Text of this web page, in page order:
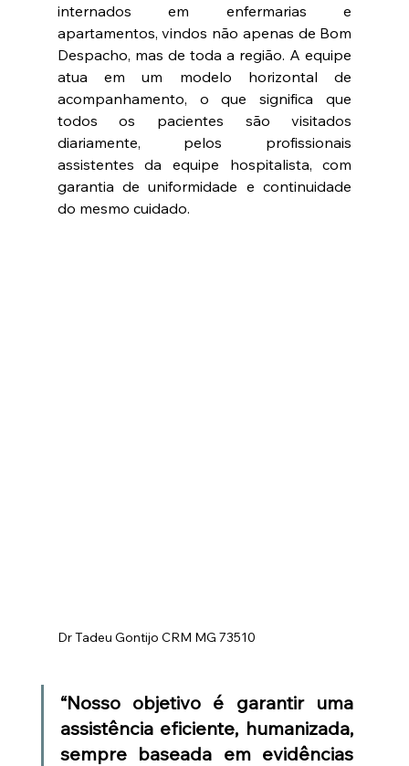
internados em enfermarias e
apartamentos, vindos não apenas de Bom
Despacho, mas de toda a região. A equipe
atua em um modelo horizontal de
acompanhamento, o que significa que
todos os pacientes são visitados
diariamente, pelos profissionais
assistentes da equipe hospitalista, com
garantia de uniformidade e continuidade
do mesmo cuidado.
Dr Tadeu Gontijo CRM MG 73510
“Nosso objetivo é garantir uma
assistência eficiente, humanizada,
sempre baseada em evidências